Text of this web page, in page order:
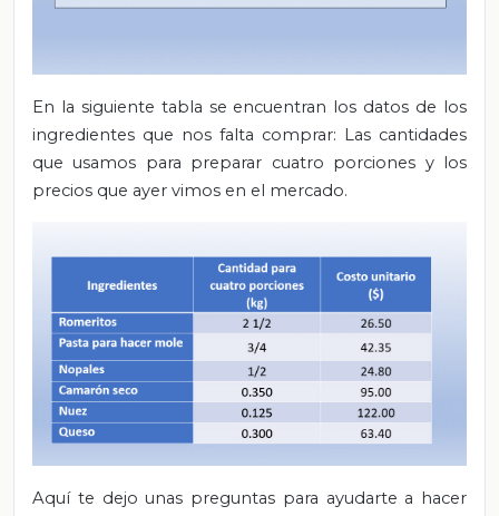
En la siguiente tabla se encuentran los datos de los
ingredientes que nos falta comprar: Las cantidades
que usamos para preparar cuatro porciones y los
precios que ayer vimos en el mercado.
Aquí te dejo unas preguntas para ayudarte a hacer